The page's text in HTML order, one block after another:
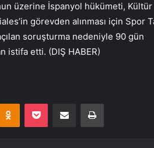
üzerine İspanyol hükümeti, Kültür
görevden alınması için Spor
soruşturma nedeniyle 90 gün
istifa etti. (DIŞ HABER)
Odnoklassniki
Pocket E-Posta ile paylaş Yazdır